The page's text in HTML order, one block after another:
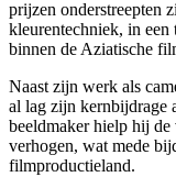
prijzen onderstreepten
kleurentechniek, in
binnen de Aziatische
Naast zijn werk als
al lag zijn kernbijdrage
beeldmaker hielp hij de
verhogen, wat mede
filmproductieland.